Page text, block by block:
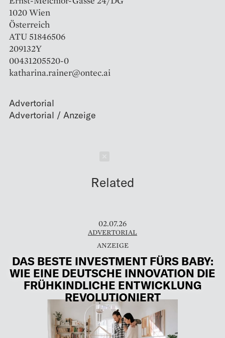
1020 Wien
Österreich
ATU 51846506
209132Y
00431205520-0
katharina.rainer@ontec.ai
Advertorial
Related
02.07.26
ADVERTORIAL
DAS BESTE INVESTMENT FÜRS BABY:
WIE EINE DEUTSCHE INNOVATION DIE
FRÜHKINDLICHE ENTWICKLUNG
REVOLUTIONIERT